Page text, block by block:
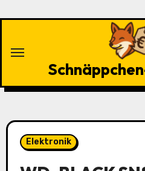
Elektronik